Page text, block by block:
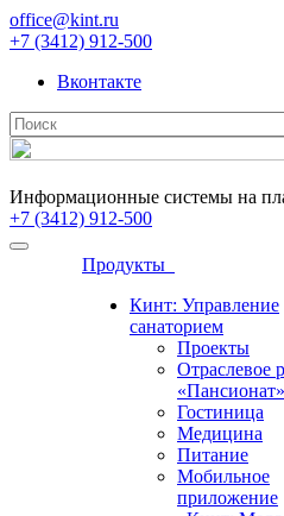
office@kint.ru
+7 (3412) 912-500
Вконтакте
Информационные системы на
+7 (3412) 912-500
Продукты
Кинт: Управление
санаторием
Проекты
Отраслевое
«Пансионат»
Гостиница
Медицина
Питание
Мобильное
приложение